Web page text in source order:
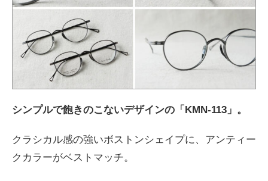
シンプルで飽きのこないデザインの「KMN-113」。
クラシカル感の強いボストンシェイプに、アンティー
クカラーがベストマッチ。